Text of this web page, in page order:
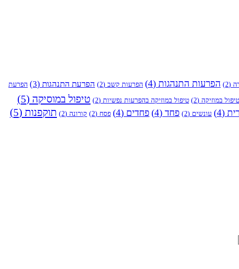
(2) הפרעות התנהגות (4) הפרעות קשב (2) הפרעת התנהגות (3)
הפרעת
טיפול במוזיקה (2) טיפול במוזיקה בהפרעות נפשיות (2) טיפול במוסיקה (5)
(4) עונשים (2) פחד (4) פחדים (4) פסח (2) קורונה (2) תוקפנות (5)